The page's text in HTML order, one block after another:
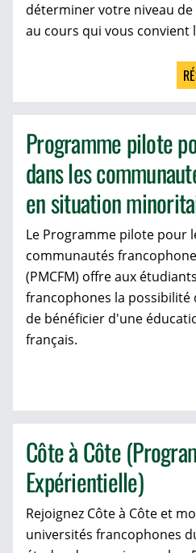
déterminer votre niveau
au cours qui vous convient
Programme pilote
dans les
en situation
Le Programme pilote pour
communautés
(PMCFM) offre aux
francophones la possibilité
de bénéficier d'une
français.
Côte à Côte
Expérientielle)
Rejoignez Côte à Côte et
universités francophones